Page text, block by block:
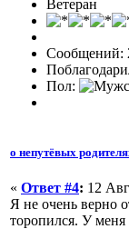
Ветеран
Сообщений:
Пол:
о непутёвых
« Ответ #4: 12
Я не очень верно
торопился. У меня